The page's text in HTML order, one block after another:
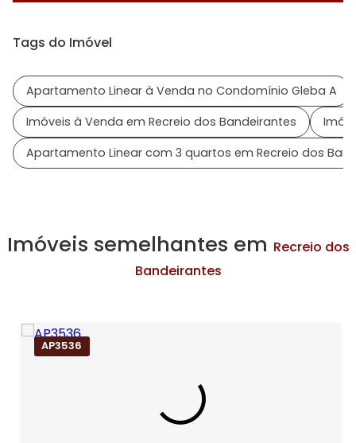
Tags do Imóvel
Apartamento Linear à Venda no Condomínio Gleba A
Imóveis à Venda em Recreio dos Bandeirantes
Apartamento Linear com 3 quartos em Recreio dos
Imóveis semelhantes em Recreio dos
Bandeirantes
AP3536